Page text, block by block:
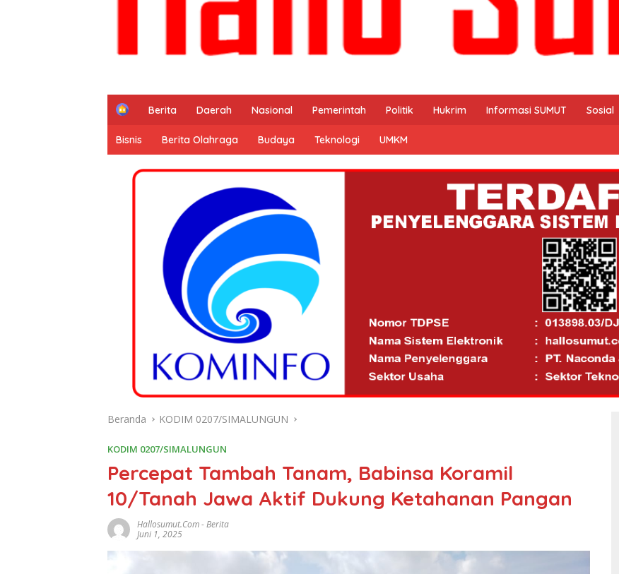
H
m
e
Berita Daerah Nasional Pemerintah Politik Hukrim Informasi SUMUT Sosial
Bisnis Berita Olahraga Budaya Teknologi UMKM
Beranda KODIM 0207/SIMALUNGUN
KODIM 0207/SIMALUNGUN
Percepat Tambah Tanam, Babinsa Koramil
10/Tanah Jawa Aktif Dukung Ketahanan Pangan
Hallosumut.com-Berita
Juni 1, 2025